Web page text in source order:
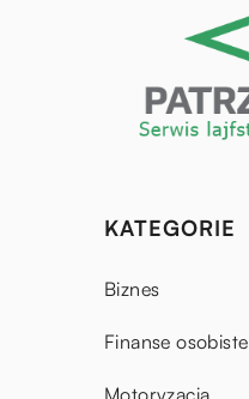
KATEGORIE
Biznes
Finanse osobiste